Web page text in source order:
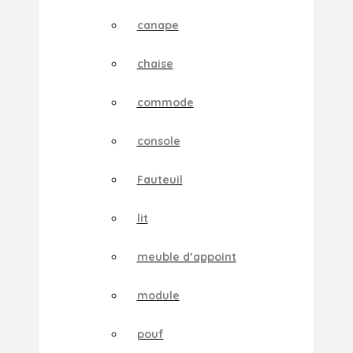
canape
chaise
commode
console
Fauteuil
lit
meuble d’appoint
module
pouf